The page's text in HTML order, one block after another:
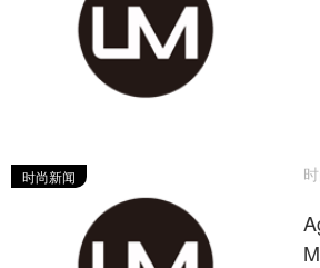
时尚新闻